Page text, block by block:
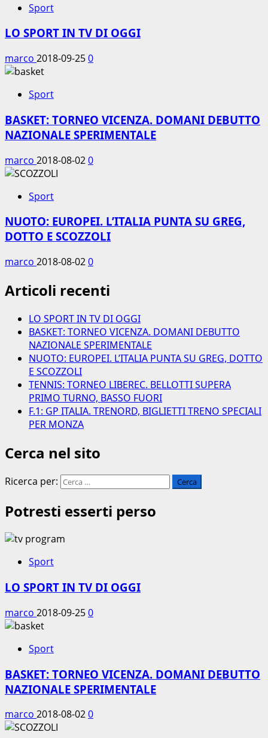
Sport
LO SPORT IN TV DI OGGI
marco 2018-09-250
Sport
BASKET: TORNEO VICENZA. DOMANI DEBUTTO
NAZIONALE SPERIMENTALE
marco 2018-08-020
Sport
NUOTO: EUROPEI. L’ITALIA PUNTA SU GREG,
DOTTO E SCOZZOLI
marco 2018-08-020
Articoli recenti
LO SPORT IN TV DI OGGI
BASKET: TORNEO VICENZA. DOMANI DEBUTTO
NAZIONALE SPERIMENTALE
NUOTO: EUROPEI. L’ITALIA PUNTA SU GREG, DOTTO
E SCOZZOLI
TENNIS: TORNEO LIBEREC. BELLOTTI SUPERA
PRIMO TURNO, BASSO FUORI
F.1: GP ITALIA. TRENORD, BIGLIETTI TRENO SPECIALI
PER MONZA
Cerca nel sito
Ricerca per:
Potresti esserti perso
Sport
LO SPORT IN TV DI OGGI
marco 2018-09-250
Sport
BASKET: TORNEO VICENZA. DOMANI DEBUTTO
NAZIONALE SPERIMENTALE
marco 2018-08-020